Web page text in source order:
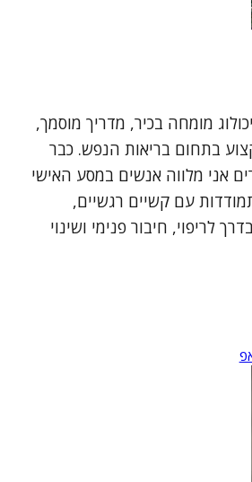
מומחה בכיר, מדריך מוסמך,
בתחום בריאות הנפש. כבר
אני מלווה אנשים במסע האישי
עם קשיים רגשיים,
לריפוי, חיבור פנימי ושינוי